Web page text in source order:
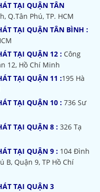
TẠI QUẬN TÂN
Q.Tân Phú, TP. HCM
TẠI QUẬN TÂN BÌNH :
TẠI QUẬN 12 : Công
12, Hồ Chí Minh
TẠI QUẬN 11 :195 Hà
TẠI QUẬN 10 : 736 Sư
TẠI QUẬN 8 : 326 Tạ
TẠI QUẬN 9 : 104 Đình
B, Quận 9, TP Hồ Chí
TẠI QUẬN 3